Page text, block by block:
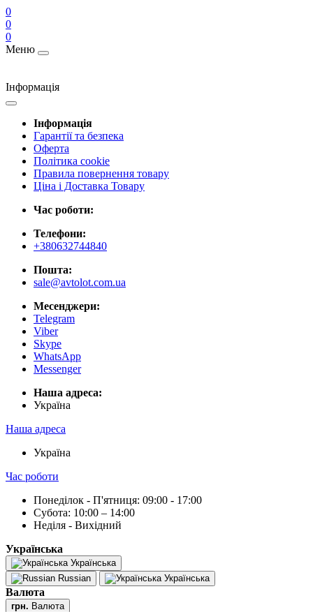
0
0
0
Меню
Інформація
Інформація
Гарантії та безпека
Оферта
Політика cookie
Правила повернення товару
Ціна і Доставка Товару
Час роботи:
Телефони:
+380632744840
Пошта:
sale@avtolot.com.ua
Месенджери:
Telegram
Viber
Skype
WhatsApp
Messenger
Наша адреса:
Українa
Наша адреса
Українa
Час роботи
Понеділок - П'ятниця: 09:00 - 17:00
Субота: 10:00 – 14:00
Неділя - Вихідний
Українська
Українська
Russian
Українська
Валюта
грн. Валюта